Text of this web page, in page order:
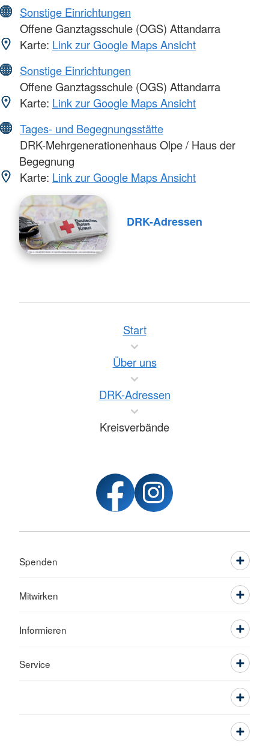
Sonstige Einrichtungen
Offene Ganztagsschule (OGS) Attandarra
Karte: Link zur Google Maps Ansicht
Sonstige Einrichtungen
Offene Ganztagsschule (OGS) Attandarra
Karte: Link zur Google Maps Ansicht
Tages- und Begegnungsstätte
DRK-Mehrgenerationenhaus Olpe / Haus der
Begegnung
Karte: Link zur Google Maps Ansicht
DRK-Adressen
Start
Über uns
DRK-Adressen
Kreisverbände
Spenden
Mitwirken
Informieren
Service